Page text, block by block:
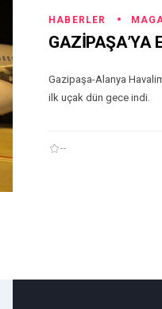
HABERLER
GAZİPAŞA’YA
Gazipaşa-Alanya
ilk uçak dün gece indi.
--